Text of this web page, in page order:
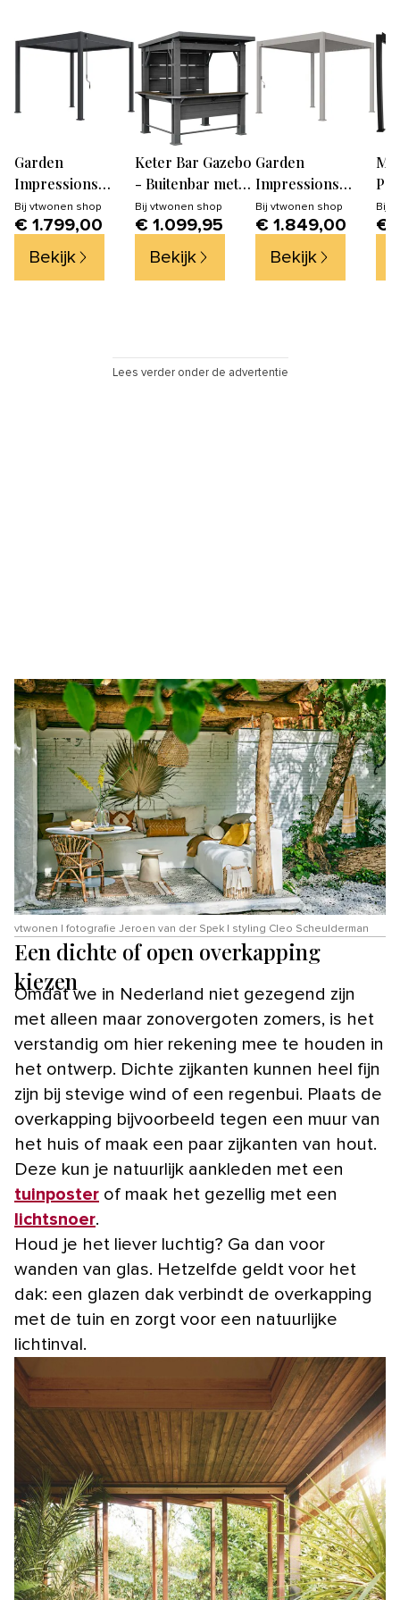
Garden
Impressions
Pergola
bioclimatic
tuinpaviljoen
300x300xH255 cm
Bij vtwonen shop
€ 1.799,00
Bekijk
Keter Bar Gazebo
- Buitenbar met
overkapping -
200x230x238cm -
Antraciet/Walnut
Bij vtwonen shop
€ 1.099,95
Bekijk
Garden
Impressions
Pergola
bioclimatic
tuinpaviljoen
300x300xH255 cm
Bij vtwonen shop
€ 1.849,00
Bekijk
Bij
€
Lees verder onder de advertentie
vtwonen | fotografie Jeroen van der Spek | styling Cleo Scheulderman
Een dichte of open overkapping
kiezen
Omdat we in Nederland niet gezegend zijn
met alleen maar zonovergoten zomers, is het
verstandig om hier rekening mee te houden in
het ontwerp. Dichte zijkanten kunnen heel fijn
zijn bij stevige wind of een regenbui. Plaats de
overkapping bijvoorbeeld tegen een muur van
het huis of maak een paar zijkanten van hout.
Deze kun je natuurlijk aankleden met een
tuinposter of maak het gezellig met een
lichtsnoer.
Houd je het liever luchtig? Ga dan voor
wanden van glas. Hetzelfde geldt voor het
dak: een glazen dak verbindt de overkapping
met de tuin en zorgt voor een natuurlijke
lichtinval.